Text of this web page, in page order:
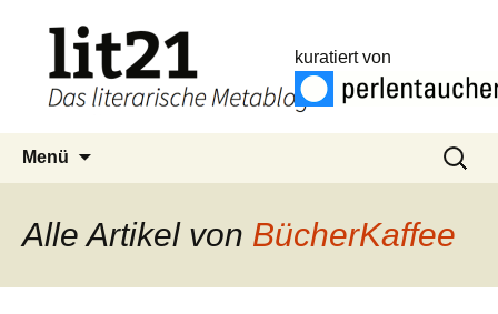
kuratiert von
Menü
Suchen
nach:
Alle Artikel von BücherKaffee